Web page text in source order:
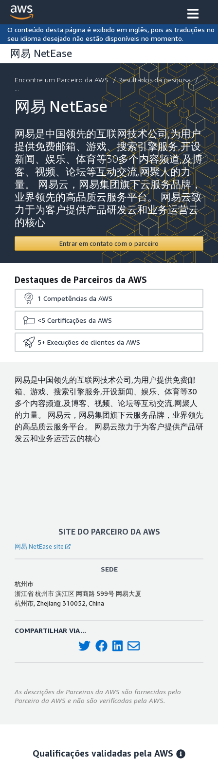
O conteúdo desta página é exibido em inglês, pois as traduções no
seu idioma desejado não estão disponíveis no momento.
网易 NetEase
Encontre um Parceiro da AWS / Resultados da pesquisa /
网易 NetEase
网易是中国领先的互联网技术公司,为用户
提供免费邮箱、游戏、搜索引擎服务,开设
新闻、娱乐、体育等30多个内容频道,及博
客、视频、论坛等互动交流,网聚人的力
量。 网易云，网易集团旗下云服务品牌，
业界领先的高品质云服务平台。 网易云致
力于为客户提供产品研发云和业务运营云
的核心
Entrar em contato com o parceiro
Destaques de Parceiros da AWS
1 Competências da AWS
<5 Certificações da AWS
5+ Execuções de clientes da AWS
网易是中国领先的互联网技术公司,为用户提供免费邮
箱、游戏、搜索引擎服务,开设新闻、娱乐、体育等30
多个内容频道,及博客、视频、论坛等互动交流,网聚人
的力量。 网易云，网易集团旗下云服务品牌，业界领先
的高品质云服务平台。 网易云致力于为客户提供产品研
发云和业务运营云的核心
SITE DO PARCEIRO DA AWS
网易 NetEase site
SEDE
杭州市
浙江省 杭州市 滨江区 网商路 599号 网易大厦
杭州市, Zhejiang 310052, China
COMPARTILHAR VIA...
As descrições de Parceiros da AWS são fornecidas pelo
Parceiro da AWS e não são verificadas pela AWS.
Qualificações validadas pela AWS